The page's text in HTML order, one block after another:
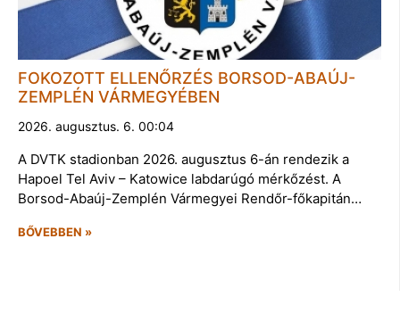
FOKOZOTT ELLENŐRZÉS BORSOD-ABAÚJ-
ZEMPLÉN VÁRMEGYÉBEN
2026. augusztus. 6. 00:04
A DVTK stadionban 2026. augusztus 6-án rendezik a
Hapoel Tel Aviv – Katowice labdarúgó mérkőzést. A
Borsod-Abaúj-Zemplén Vármegyei Rendőr-főkapitán…
BŐVEBBEN »